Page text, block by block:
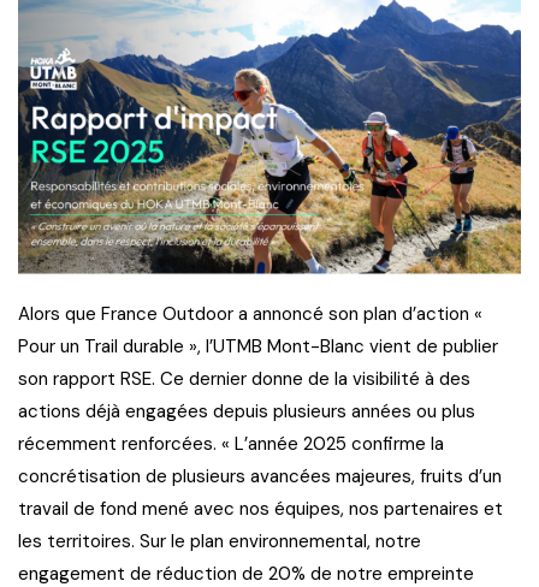
Alors que France Outdoor a annoncé son plan d’action «
Pour un Trail durable », l’UTMB Mont-Blanc vient de publier
son rapport RSE. Ce dernier donne de la visibilité à des
actions déjà engagées depuis plusieurs années ou plus
récemment renforcées. « L’année 2025 confirme la
concrétisation de plusieurs avancées majeures, fruits d’un
travail de fond mené avec nos équipes, nos partenaires et
les territoires. Sur le plan environnemental, notre
engagement de réduction de 20% de notre empreinte